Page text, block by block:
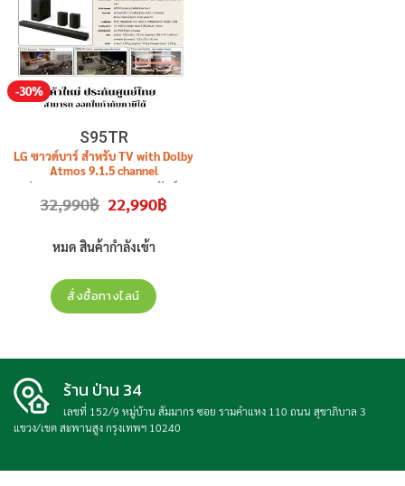
-30%
S95TR
LG ซาวด์บาร์ สำหรับ TV with Dolby
Atmos 9.1.5 channel
รุ่น
(9.1.5 CH, 810 วัตต์)
สินค้าใหม่ ประกันศูนย์
32,990฿ Original
price
32,990฿.
22,990฿Current
price
หมด สินค้ากำลังเข้า
สั่งซื้อทางไลน์
ร้าน ป่าน 34
เลขที่ 152/9 หมู่บ้าน สัมมากร ซอย รามคำแหง 110 ถนน สุขาภิบาล 3
แขวง/เขต สะพานสูง กรุงเทพฯ 10240